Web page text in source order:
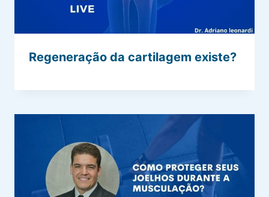
Regeneração da cartilagem existe?